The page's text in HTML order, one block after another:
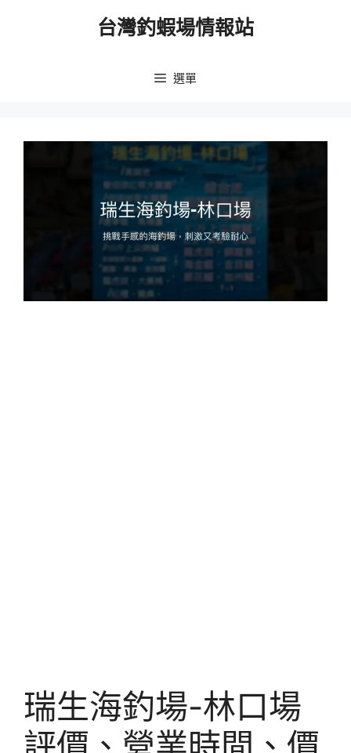
台灣釣蝦場情報站
選單
瑞生海釣場-林口場